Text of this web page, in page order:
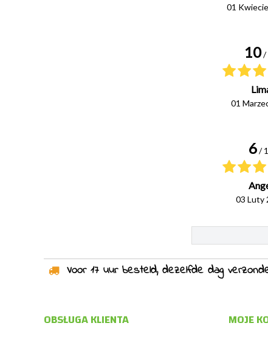
01
10 /
01
6 /
03 Luty
Voor 17 uur besteld, dezelfde dag
OBSŁUGA KLIENTA MOJE